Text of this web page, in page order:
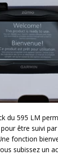
du 595 LM
être suivi
fonction
subissez un